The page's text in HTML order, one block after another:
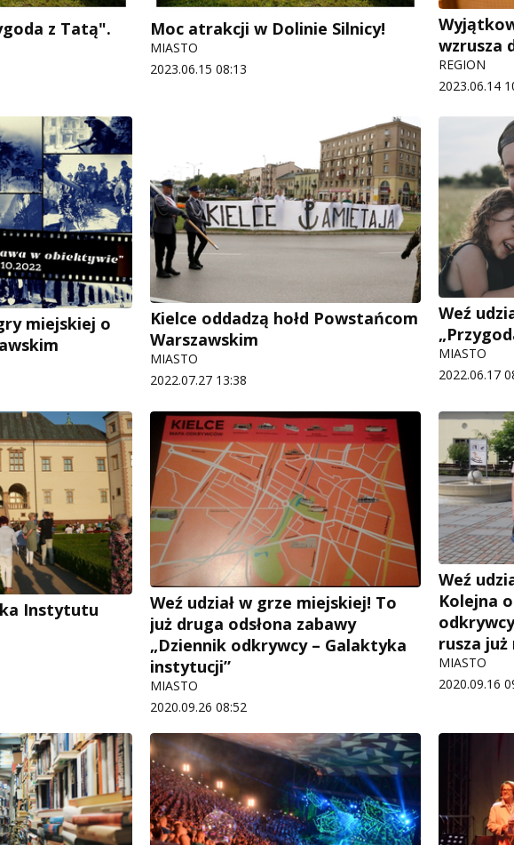
z Tatą".
Moc atrakcji w Dolinie Silnicy!
MIASTO
2023.06.15 08:13
wzrusza
REGION
2023.06.14
miejskiej o
Kielce oddadzą hołd Powstańcom
Warszawskim
MIASTO
2022.07.27 13:38
Weź
MIASTO
2022.06.17
Instytutu
Weź udział w grze miejskiej! To
już druga odsłona zabawy
„Dziennik odkrywcy – Galaktyka
instytucji”
MIASTO
2020.09.26 08:52
Weź
Kolejna
rusza już
MIASTO
2020.09.16